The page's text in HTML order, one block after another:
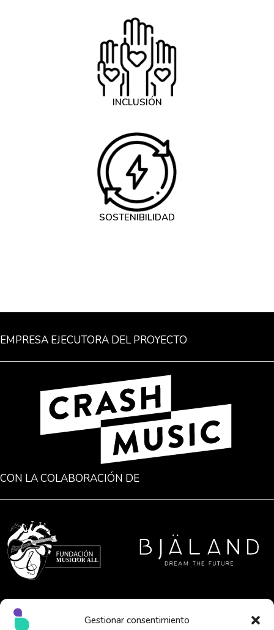
Gestionar consentimiento
INCLUSIÓN
SOSTENIBILIDAD
EMPRESA EJECUTORA DEL PROYECTO
CON LA COLABORACIÓN DE
FINANCIACIÓN